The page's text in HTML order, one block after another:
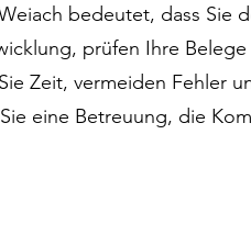
bedeutet, dass Sie
prüfen Ihre
Zeit, vermeiden Fehler
eine Betreuung, die